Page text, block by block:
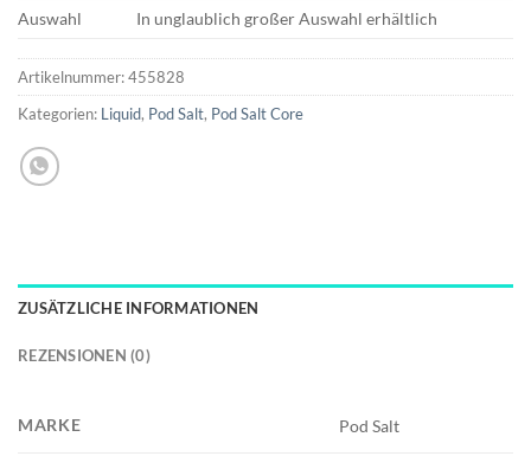
Auswahl
In unglaublich großer Auswahl erhältlich
Artikelnummer:455828
Kategorien: Liquid, Pod Salt, Pod Salt Core
ZUSÄTZLICHE INFORMATIONEN
REZENSIONEN (0)
MARKE Pod Salt